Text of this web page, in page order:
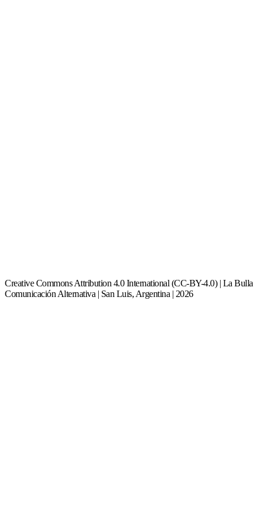
Creative Commons Attribution 4.0 International (CC-BY-4.0) | La Bulla
Comunicación Alternativa | San Luis, Argentina | 2026